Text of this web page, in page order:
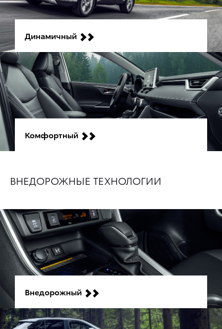
Динамичный
Комфортный
ВНЕДОРОЖНЫЕ ТЕХНОЛОГИИ
Внедорожный